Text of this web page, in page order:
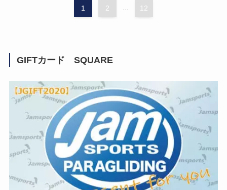
1 2 ... 12
GIFTカード SQUARE